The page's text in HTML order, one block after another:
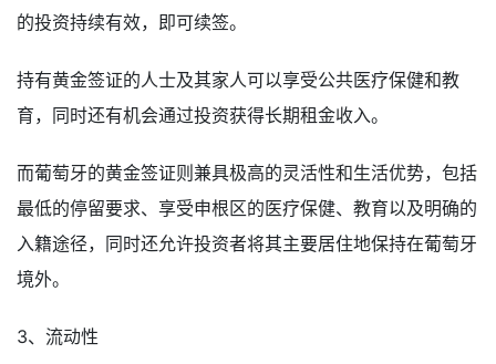
的投资持续有效，即可续签。
持有黄金签证的人士及其家人可以享受公共医疗保健和教
育，同时还有机会通过投资获得长期租金收入。
而葡萄牙的黄金签证则兼具极高的灵活性和生活优势，包括
最低的停留要求、享受申根区的医疗保健、教育以及明确的
入籍途径，同时还允许投资者将其主要居住地保持在葡萄牙
境外。
3、流动性